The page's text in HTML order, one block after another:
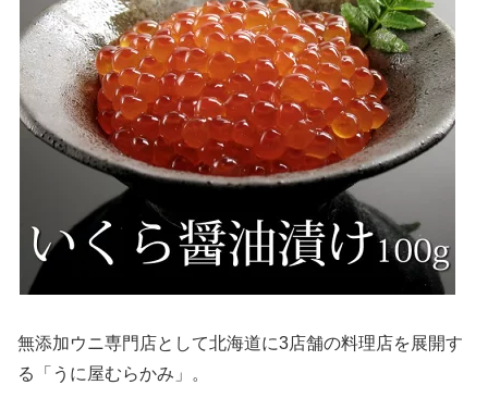
無添加ウニ専門店として北海道に3店舗の料理店を展開す
る「うに屋むらかみ」。